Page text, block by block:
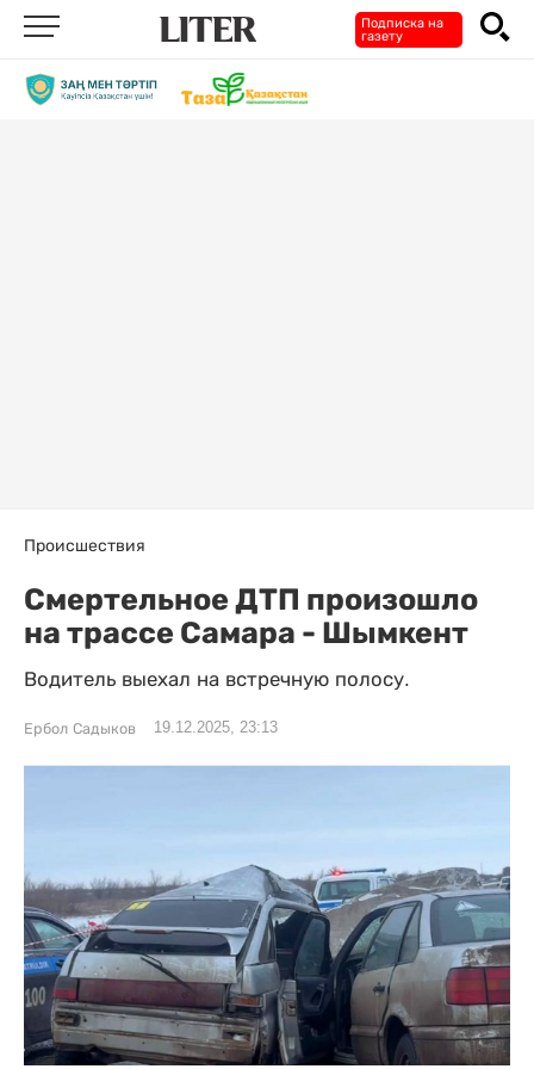
Подписка на
газету
Происшествия
Смертельное ДТП произошло
на трассе Самара - Шымкент
Водитель выехал на встречную полосу.
Ербол Садыков 19.12.2025, 23:13